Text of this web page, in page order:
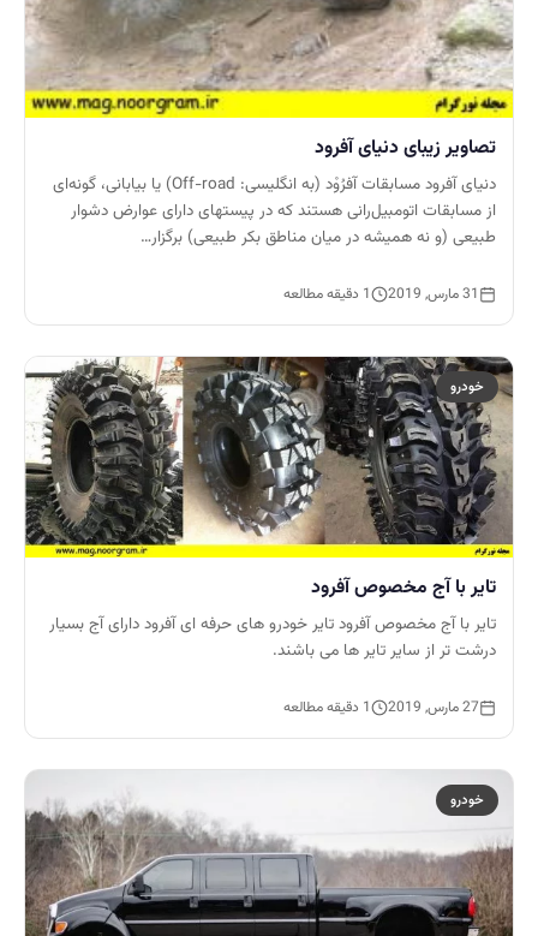
تصاویر زیبای دنیای آفرود
دنیای آفرود مسابقات آفرُوْد (به انگلیسی: Off-road) یا بیابانی، گونه‌ای
از مسابقات اتومبیل‌رانی هستند که در پیستهای دارای عوارض دشوار
طبیعی (و نه همیشه در میان مناطق بکر طبیعی) برگزار…
31 مارس, 2019 1 دقیقه مطالعه
خودرو
تایر با آج مخصوص آفرود
تایر با آج مخصوص آفرود تایر خودرو های حرفه ای آفرود دارای آج بسیار
درشت تر از سایر تایر ها می باشند.
27 مارس, 2019 1 دقیقه مطالعه
خودرو